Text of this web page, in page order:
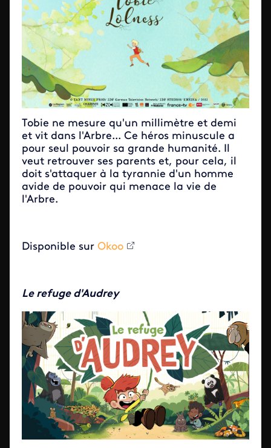
Tobie ne mesure qu'un millimètre et demi
et vit dans l'Arbre... Ce héros minuscule a
pour seul pouvoir sa grande humanité. Il
veut retrouver ses parents et, pour cela, il
doit s'attaquer à la tyrannie d'un homme
avide de pouvoir qui menace la vie de
l'Arbre.
Disponible sur Okoo
Le refuge d'Audrey